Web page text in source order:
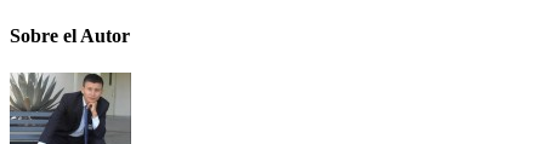
Sobre el Autor